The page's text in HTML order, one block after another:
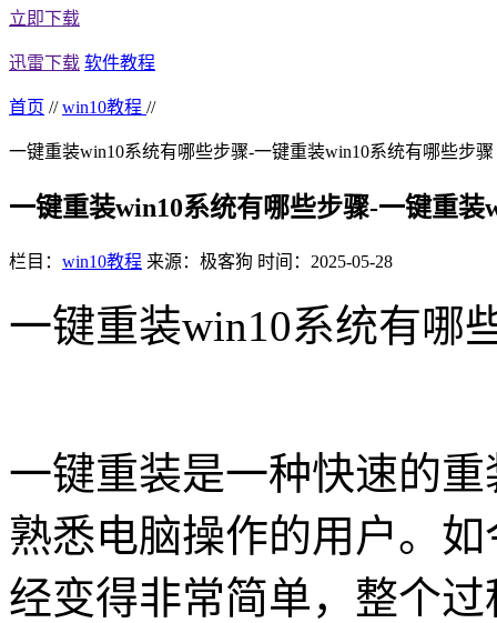
立即下载
迅雷下载 软件教程
首页 // win10教程 //
一键重装win10系统有哪些步骤-一键重装win10系统有哪些步骤
一键重装win10系统有哪些步骤-一键重装
栏目： win10教程 来源：极客狗 时间：2025-05-28
一键重装win10系统有哪
一键重装是一种快速的
熟悉电脑操作的用户。
经变得非常简单，整个